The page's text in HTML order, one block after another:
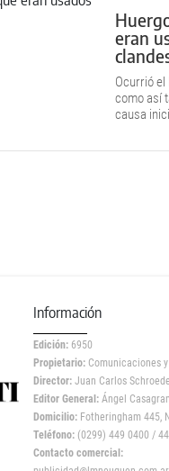
eran
Ocurrió
como así
causa
de la
Información
Edición: 6950
Propietario: Comunicaciones
Director: Juan Carlos
Editor General: Ángel
Domicilio: Fotheringham 445,
Teléfono: (0299) 449 0400 /
Contacto comercial: